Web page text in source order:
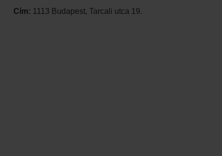
Cím: 1113 Budapest, Tarcali utca 19.